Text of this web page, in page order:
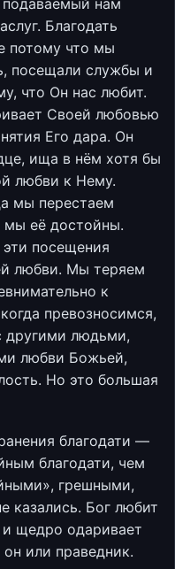
нам
Благодать
потому что мы
посещали службы и
что Он нас любит.
Своей любовью
Его дара. Он
ища в нём хотя бы
любви к Нему.
мы перестаем
мы её достойны.
посещения
любви. Мы теряем
к
превозносимся,
другими людьми,
любви Божьей,
Но это большая
благодати —
благодати, чем
грешными,
казались. Бог любит
и щедро одаривает
или праведник.